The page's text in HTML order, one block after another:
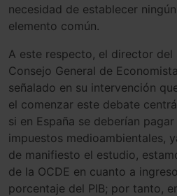
necesidad de establecer
elemento común.
A este respecto, el director
Consejo General de
señalado en su intervención
el comenzar este debate
si en España se deberían
impuestos medioambientales,
de manifiesto el estudio,
de la OCDE en cuanto a
porcentaje del PIB; por tanto,